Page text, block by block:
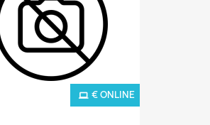
€ ONLINE